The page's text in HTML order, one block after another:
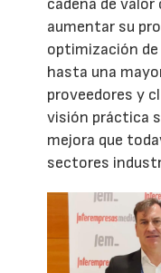
cadena de valor
aumentar su
optimización
hasta una
proveedores y
visión práctica
mejora que
sectores